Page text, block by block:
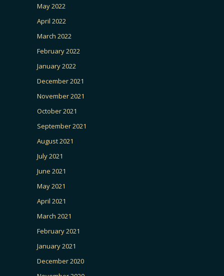
May 2022
April 2022
March 2022
February 2022
January 2022
December 2021
November 2021
October 2021
September 2021
August 2021
July 2021
June 2021
May 2021
April 2021
March 2021
February 2021
January 2021
December 2020